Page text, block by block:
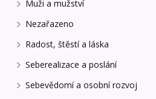
Muži a mužství
Nezařazeno
Radost, štěstí a láska
Seberealizace a poslání
Sebevědomí a osobní rozvoj